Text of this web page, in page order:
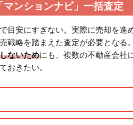
マンションナビ」一括査定
目安にすぎない。実際に売却を進
戦略を踏まえた査定が必要となる
ないためにも、複数の不動産会社
おきたい。
朝日泉鴨川寿神明末広西南
桶川駅